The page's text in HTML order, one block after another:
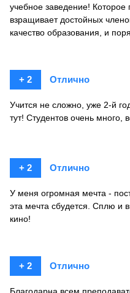
учебное заведение! Которое
взращивает достойных
качество образования, и
+ 2 Отлично
Учится не сложно, уже 2-й
тут! Студентов очень много,
+ 2 Отлично
У меня огромная мечта -
эта мечта сбудется. Сплю и
кино!
+ 2 Отлично
Благодарна всем